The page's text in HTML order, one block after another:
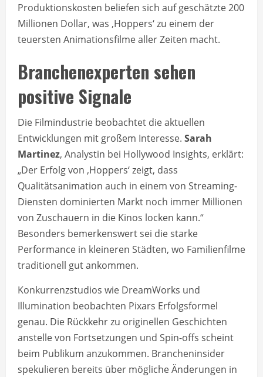
Produktionskosten beliefen sich auf geschätzte 200
Millionen Dollar, was ‚Hoppers‘ zu einem der
teuersten Animationsfilme aller Zeiten macht.
Branchenexperten sehen
positive Signale
Die Filmindustrie beobachtet die aktuellen
Entwicklungen mit großem Interesse. Sarah
Martinez, Analystin bei Hollywood Insights, erklärt:
„Der Erfolg von ‚Hoppers‘ zeigt, dass
Qualitätsanimation auch in einem von Streaming-
Diensten dominierten Markt noch immer Millionen
von Zuschauern in die Kinos locken kann.“
Besonders bemerkenswert sei die starke
Performance in kleineren Städten, wo Familienfilme
traditionell gut ankommen.
Konkurrenzstudios wie DreamWorks und
Illumination beobachten Pixars Erfolgsformel
genau. Die Rückkehr zu originellen Geschichten
anstelle von Fortsetzungen und Spin-offs scheint
beim Publikum anzukommen. Brancheninsider
spekulieren bereits über mögliche Änderungen in